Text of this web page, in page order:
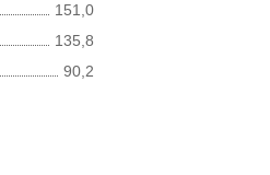
151,0
135,8
90,2